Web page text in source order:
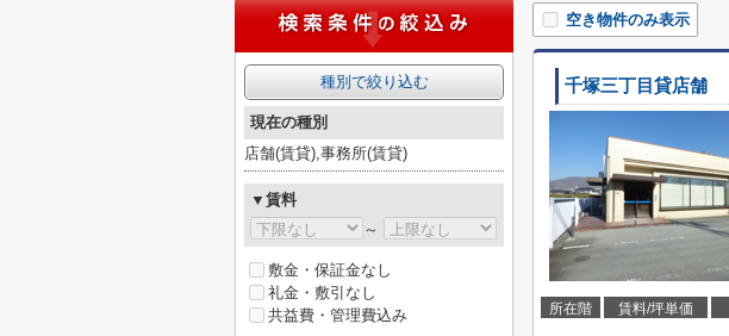
空き物件のみ表示
千塚三丁目貸店舗
所在階 賃料/坪単価
種別で絞り込む
現在の種別
店舗(賃貸),事務所(賃貸)
▼賃料
～
敷金・保証金なし
礼金・敷引なし
共益費・管理費込み